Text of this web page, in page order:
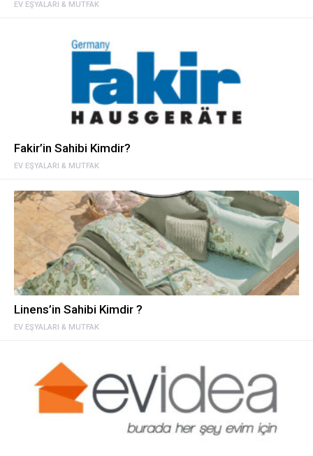
EV EŞYALARI & MUTFAK
EV EŞYALARI & MUTFAK
Fakir’in Sahibi Kimdir?
EV EŞYALARI & MUTFAK
Linens’in Sahibi Kimdir ?